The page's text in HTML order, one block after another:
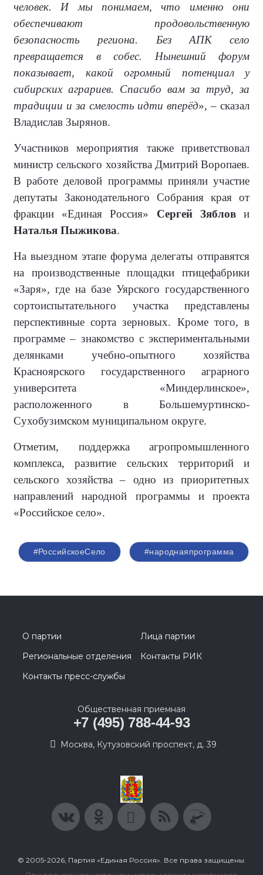
человек. И мы понимаем, что именно они
обеспечивают продовольственную
безопасность региона. Без АПК село
превращается в собес. Нынешний форум
показывает, какой огромный потенциал у
сибирских аграриев. Спасибо вам за труд, за
традиции и за смелость идти вперёд», – сказал
Владислав Зырянов.
Участников мероприятия также приветствовал
министр сельского хозяйства Дмитрий Воропаев.
В работе деловой программы приняли участие
депутаты Законодательного Собрания края от
фракции «Единая Россия» Сергей Зяблови
Наталья Пыжикова.
На выездном этапе форума делегаты отправятся
на производственные площадки птицефабрики
«Заря», где на базе Уярского государственного
сортоиспытательного участка представлены
перспективные сорта зерновых. Кроме того, в
программе – знакомство с экспериментальными
делянками учебно-опытного хозяйства
Красноярского государственного аграрного
университета «Миндерлинское»,
расположенного в Большемуртинско-
Сухобузимском муниципальном округе.
Отметим, поддержка агропромышленного
комплекса, развитие сельских территорий и
сельского хозяйства – одно из приоритетных
направлений народной программы и проекта
«Российское село».
#РоссийскоеСело #народнаяпрограмма
О партии
Лица партии
Региональные отделения
Контакты РИК
Контакты пресс-службы
Общественная приемная
+7 (495) 788-44-93
Москва, Кутузовский проспект, д. 39
© 2005-2026, Партия «Единая Россия». Все права защищены.